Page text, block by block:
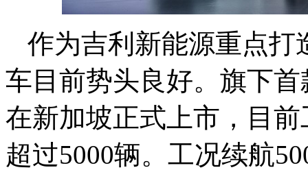
作为吉利新能源重点打
车目前势头良好。旗下首
在新加坡正式上市，目
超过5000辆。工况续航